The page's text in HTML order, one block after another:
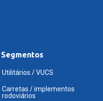
Segmentos
Utilitários / VUCS
Carretas / implementos
rodoviários